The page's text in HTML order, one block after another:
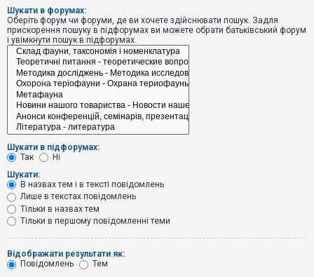
п
о
в
і
д
в
н
т
е
м
и
о
ш
Шукати в форумах:
Оберіть форум чи форуми, де ви хочете здійснювати пошук. Задля
прискорення пошуку в підфорумах ви можете обрати батьківський форум
і увімкнути пошук в підфорумах.
Шукати в підфорумах:
Так
Ні
Шукати:
В назвах тем і в тексті повідомлень
Лише в текстах повідомлень
Тільки в назвах тем
Тільки в першому повідомленні теми
Відображати результати як:
Повідомлень
Тем